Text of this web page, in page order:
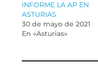
INFORME LA AP EN
ASTURIAS
30 de mayo de 2021
En «Asturias»